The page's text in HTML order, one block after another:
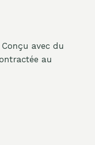
avec du
au